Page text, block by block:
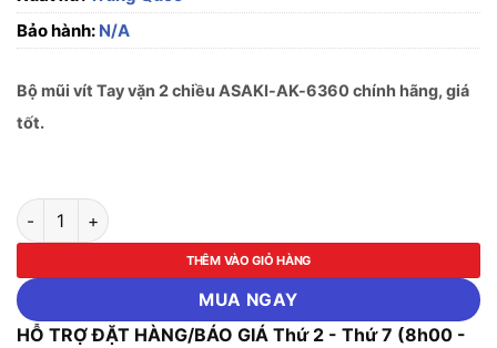
Bảo hành: N/A
Bộ mũi vít Tay vặn 2 chiều ASAKI-AK-6360 chính hãng, giá
tốt.
Bộ mũi vít Tay vặn 2 chiều ASAKI-AK-6360 số lượng
THÊM VÀO GIỎ HÀNG
MUA NGAY
HỖ TRỢ ĐẶT HÀNG/BÁO GIÁ Thứ 2 - Thứ 7 (8h00 -